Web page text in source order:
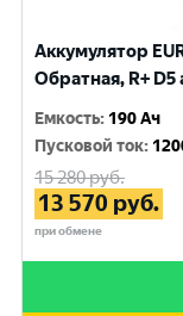
Аккумулятор
Обратная, R+ D5
Емкость: 190 Ач
Пусковой ток:
15 280руб.
13 570 руб.
при обмене